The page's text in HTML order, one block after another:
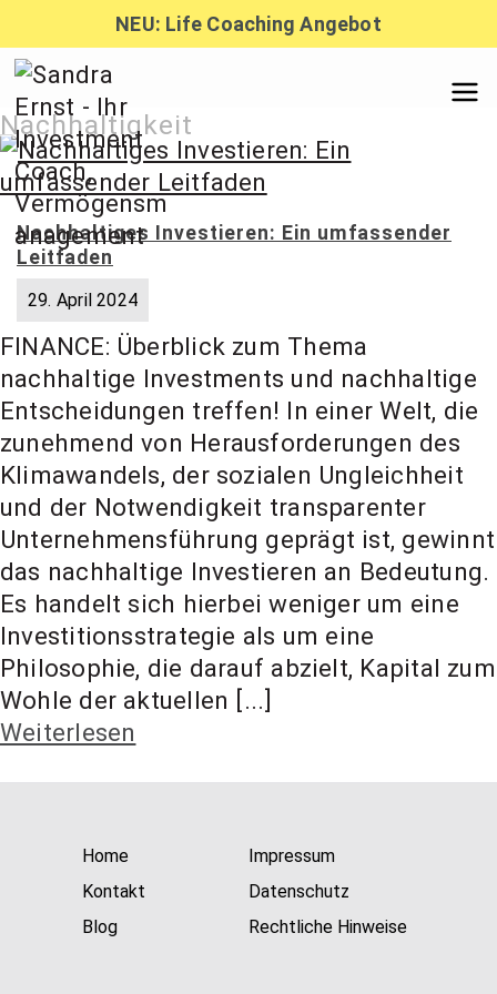
Inhalt
springen
NEU: Life Coaching Angebot
Sandra
Ernst –
atung,
Investmen
t Coach,
Anlageber
atung
Nachhaltigkeit
Nachhaltiges Investieren: Ein umfassender
Leitfaden
29. April 2024
FINANCE: Überblick zum Thema
nachhaltige Investments und nachhaltige
Entscheidungen treffen! In einer Welt, die
zunehmend von Herausforderungen des
Klimawandels, der sozialen Ungleichheit
und der Notwendigkeit transparenter
Unternehmensführung geprägt ist, gewinnt
das nachhaltige Investieren an Bedeutung.
Es handelt sich hierbei weniger um eine
Investitionsstrategie als um eine
Philosophie, die darauf abzielt, Kapital zum
Wohle der aktuellen [...]
Weiterlesen
Home
Kontakt
Blog
Impressum
Datenschutz
Rechtliche Hinweise